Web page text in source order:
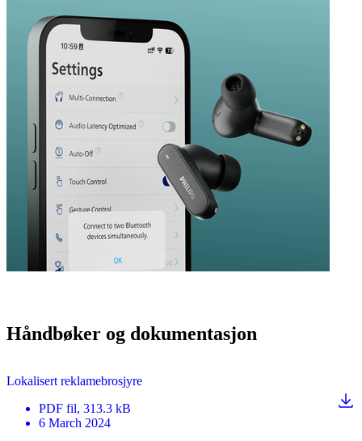
Håndbøker og dokumentasjon
Lokalisert reklamebrosjyre
PDF fil, 313.3 kB
6 March 2024